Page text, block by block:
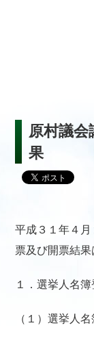
原村議会
果
平成３１年４
票及び開票結果
１．選挙人名
（１）選挙人